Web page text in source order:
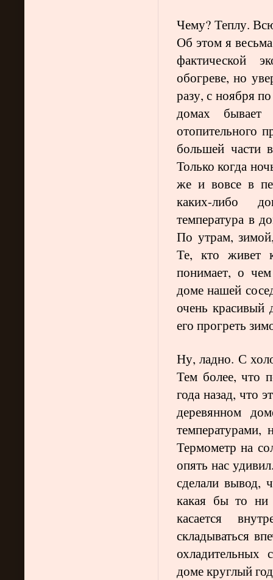
Чему? Теплу.
Об этом я
фактической
обогреве, но
разу, с ноября
домах
отопительного
большей части
Только когда
же и вовсе в
каких-либо
температура в
По утрам,
Те, кто живет
понимает, о
доме нашей
очень
его прогреть
Ну, ладно. С
Тем более, что
года назад, что
деревянном
Термометр на
опять нас
сделали вывод,
какая бы то ни
касается
складываться
охладительных
доме круглый